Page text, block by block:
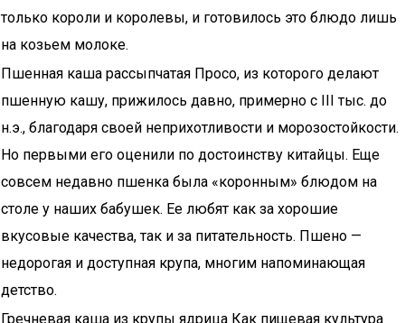
только короли и королевы, и готовилось это блюдо лишь
на козьем молоке.
Пшенная каша рассыпчатая Просо, из которого делают
пшенную кашу, прижилось давно, примерно с ІІІ тыс. до
н.э., благодаря своей неприхотливости и морозостойкости.
Но первыми его оценили по достоинству китайцы. Еще
совсем недавно пшенка была «коронным» блюдом на
столе у наших бабушек. Ее любят как за хорошие
вкусовые качества, так и за питательность. Пшено —
недорогая и доступная крупа, многим напоминающая
детство.
Гречневая каша из крупы ядрица Как пищевая культура